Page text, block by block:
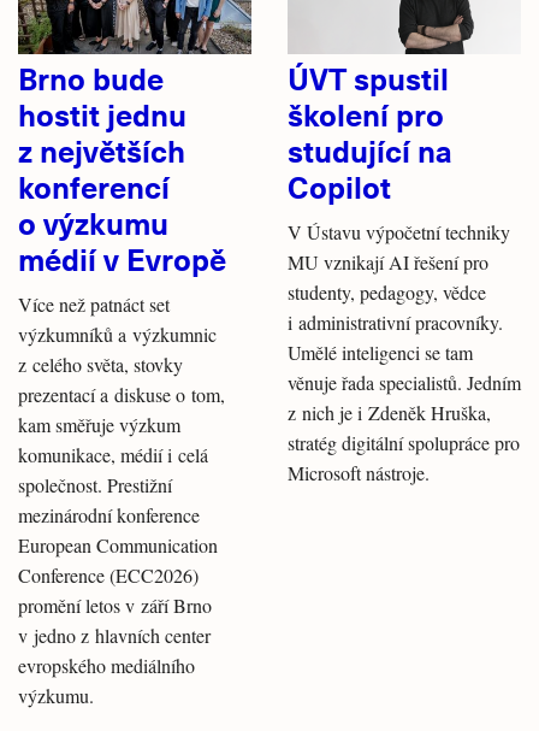
Brno bude
hostit jednu
z největších
konferencí
o výzkumu
médií v Evropě
Více než patnáct set
výzkumníků a výzkumnic
z celého světa, stovky
prezentací a diskuse o tom,
kam směřuje výzkum
komunikace, médií i celá
společnost. Prestižní
mezinárodní konference
European Communication
Conference (ECC2026)
promění letos v září Brno
v jedno z hlavních center
evropského mediálního
výzkumu.
ÚVT spustil
školení pro
studující na
Copilot
V Ústavu výpočetní techniky
MU vznikají AI řešení pro
studenty, pedagogy, vědce
i administrativní pracovníky.
Umělé inteligenci se tam
věnuje řada specialistů. Jedním
z nich je i Zdeněk Hruška,
stratég digitální spolupráce pro
Microsoft nástroje.